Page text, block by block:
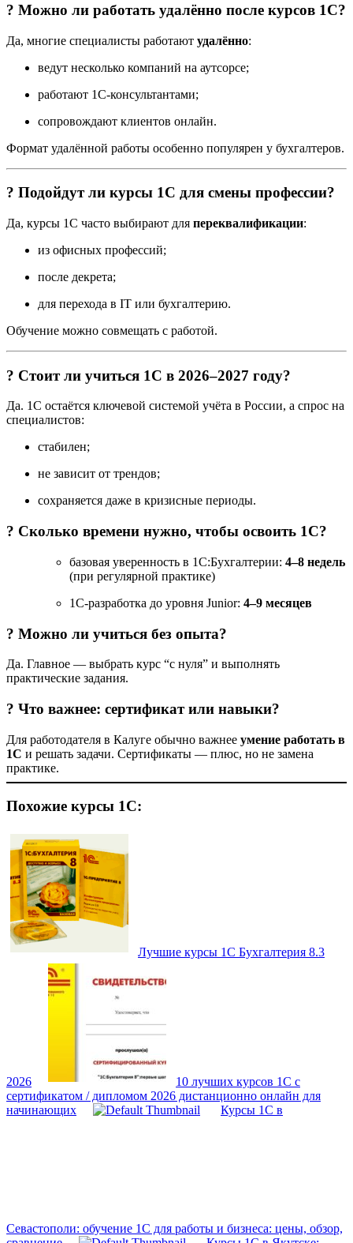
? Можно ли работать удалённо после курсов 1С?
Да, многие специалисты работают удалённо:
ведут несколько компаний на аутсорсе;
работают 1С-консультантами;
сопровождают клиентов онлайн.
Формат удалённой работы особенно популярен у бухгалтеров.
? Подойдут ли курсы 1С для смены профессии?
Да, курсы 1С часто выбирают для переквалификации:
из офисных профессий;
после декрета;
для перехода в IT или бухгалтерию.
Обучение можно совмещать с работой.
? Стоит ли учиться 1С в 2026–2027 году?
Да. 1С остаётся ключевой системой учёта в России, а спрос на
специалистов:
стабилен;
не зависит от трендов;
сохраняется даже в кризисные периоды.
? Сколько времени нужно, чтобы освоить 1С?
базовая уверенность в 1С:Бухгалтерии: 4–8 недель
(при регулярной практике)
1С-разработка до уровня Junior: 4–9 месяцев
? Можно ли учиться без опыта?
Да. Главное — выбрать курс “с нуля” и выполнять
практические задания.
? Что важнее: сертификат или навыки?
Для работодателя в Калуге обычно важнее умение работать в
1С и решать задачи. Сертификаты — плюс, но не замена
практике.
Похожие курсы 1С:
Лучшие курсы 1С Бухгалтерия 8.3
2026
10 лучших курсов 1С с
сертификатом / дипломом 2026 дистанционно онлайн для
начинающих
Курсы 1С в
Севастополи: обучение 1С для работы и бизнеса: цены, обзор,